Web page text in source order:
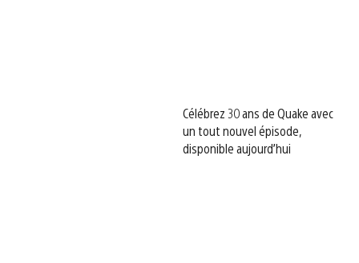
Célébrez 30 ans de Quake avec
un tout nouvel épisode,
disponible aujourd’hui